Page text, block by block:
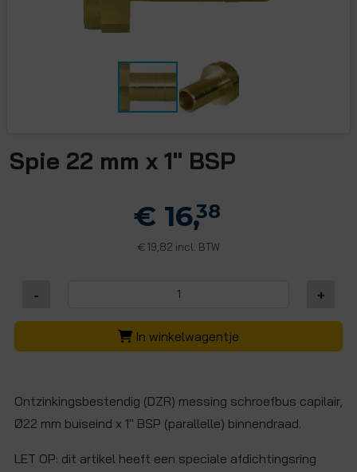
Spie 22 mm x 1" BSP
€ 16,38
€ 19,82 incl. BTW
- +
In winkelwagentje
Ontzinkingsbestendig (DZR) messing schroefbus capilair,
Ø22 mm buiseind x 1" BSP (parallelle) binnendraad.
LET OP: dit artikel heeft een speciale afdichtingsring